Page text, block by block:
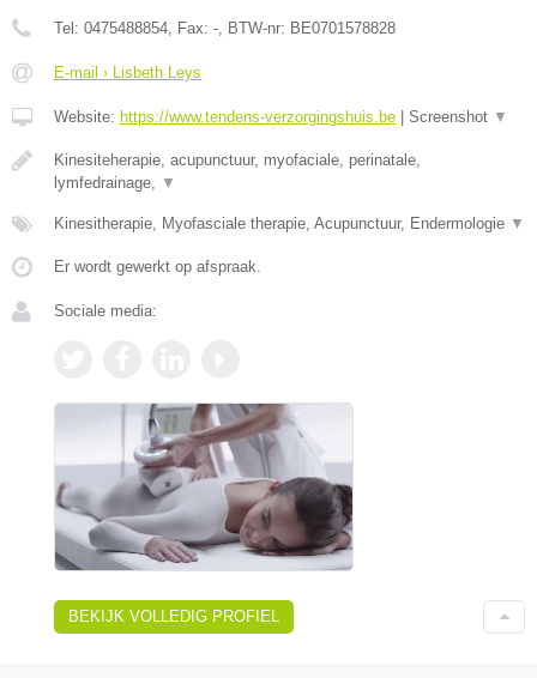
Tel: 0475488854 , Fax: - , BTW-nr: BE0701578828
E-mail › Lisbeth Leys
Website: https://www.tendens-verzorgingshuis.be Screenshot ▼
Kinesiteherapie, acupunctuur, myofaciale, perinatale,
lymfedrainage,
▼
Kinesitherapie, Myofasciale therapie, Acupunctuur, Endermologie ▼
Er wordt gewerkt op afspraak.
Sociale media:
BEKIJK VOLLEDIG PROFIEL